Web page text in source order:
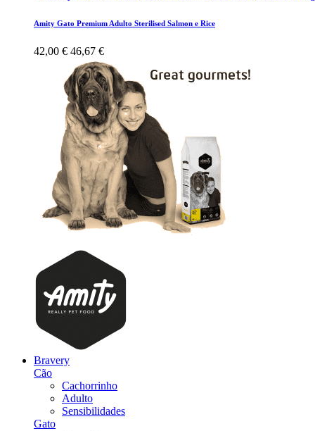
Amity Gato Premium Adulto Sterilised Salmon e Rice
42,00 € 46,67 €
Bravery
Cão
Cachorrinho
Adulto
Sensibilidades
Gato